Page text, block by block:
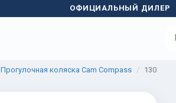
ОФИЦИАЛЬНЫЙ ДИЛЕР
Прогулочная коляска Cam Compass 130